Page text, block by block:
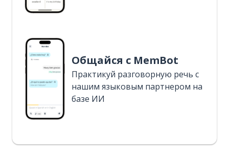
Общайся с MemBot
Практикуй разговорную речь с
нашим языковым партнером на
базе ИИ